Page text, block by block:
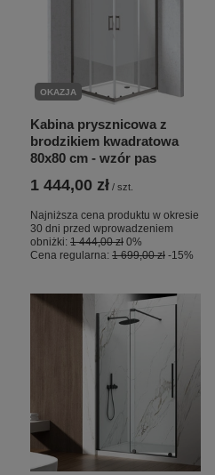
OKAZJA
Kabina prysznicowa z
brodzikiem kwadratowa
80x80 cm - wzór pas
1 444,00 zł / szt.
Najniższa cena produktu w okresie
30 dni przed wprowadzeniem
obniżki: 1 444,00 zł 0%
Cena regularna: 1 699,00 zł -15%